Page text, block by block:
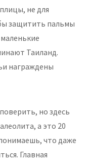
не для
защитить пальмы
Таиланд.
награждены
но здесь
а это 20
что даже
Главная